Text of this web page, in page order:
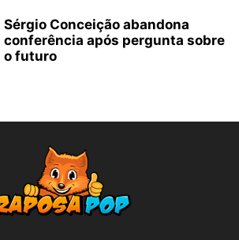
Sérgio Conceição abandona
conferência após pergunta sobre
o futuro